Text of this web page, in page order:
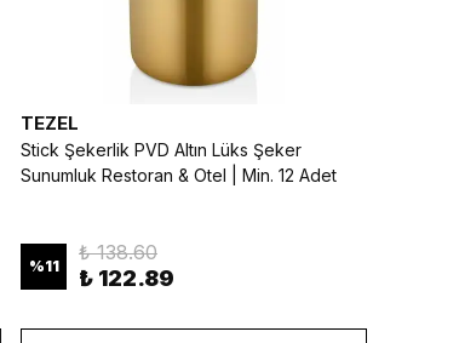
TEZEL
Stick Şekerlik PVD Altın Lüks Şeker
Sunumluk Restoran & Otel | Min. 12 Adet
%11
₺ 138.60
₺ 122.89